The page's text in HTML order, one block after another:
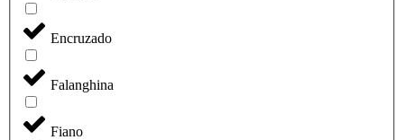
Encruzado
Falanghina
Fiano